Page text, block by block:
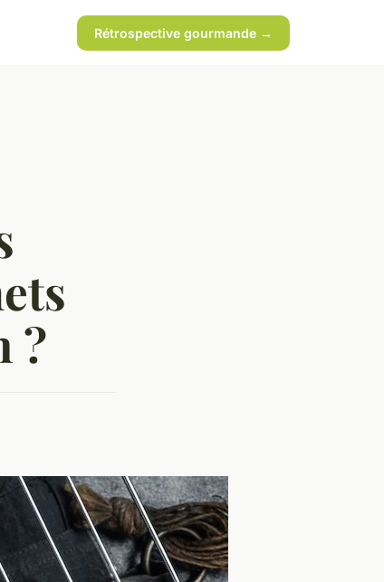
Rétrospective gourmande →
?